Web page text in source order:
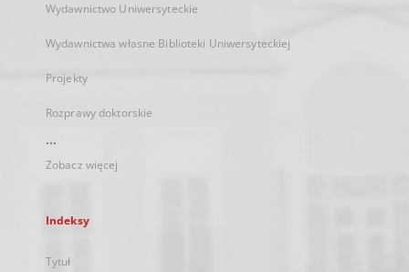
Wydawnictwo Uniwersyteckie
Wydawnictwa własne Biblioteki Uniwersyteckiej
Projekty
Rozprawy doktorskie
...
Zobacz więcej
Indeksy
Tytuł